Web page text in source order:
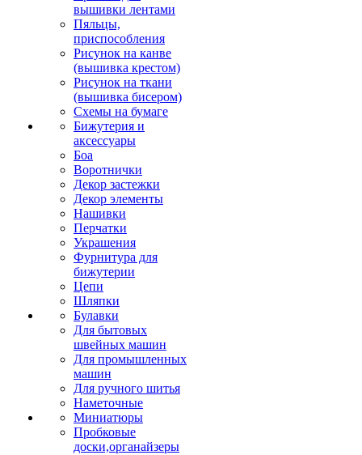
вышивки лентами
Пяльцы,
приспособления
Рисунок на канве
(вышивка крестом)
Рисунок на ткани
(вышивка бисером)
Схемы на бумаге
Бижутерия и
аксессуары
Боа
Воротнички
Декор застежки
Декор элементы
Нашивки
Перчатки
Украшения
Фурнитура для
бижутерии
Цепи
Шляпки
Булавки
Для бытовых
швейных машин
Для промышленных
машин
Для ручного шитья
Наметочные
Миниатюры
Пробковые
доски,органайзеры